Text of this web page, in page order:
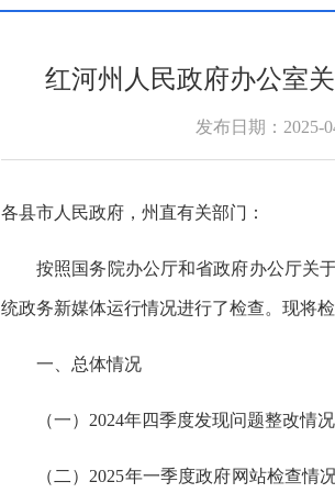
红河州人民政府办公室
发布日期：2025-
各县市人民政府，州直有关部门：
按照国务院办公厅和省政府办公厅关
统政务新媒体运行情况进行了检查。现将
一、总体情况
（一）2024年四季度发现问题整改情
（二）2025年一季度政府网站检查